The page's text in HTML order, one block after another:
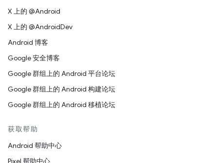
X 上的 @Android
X 上的 @AndroidDev
Android 博客
Google 安全博客
Google 群组上的 Android 平台论坛
Google 群组上的 Android 构建论坛
Google 群组上的 Android 移植论坛
获取帮助
Android 帮助中心
Pixel 帮助中心